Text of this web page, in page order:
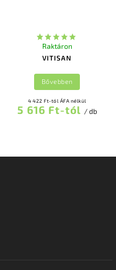
VITISAN
Raktáron
4 422 Ft-tól ÁFA nélkül
5 616 Ft-tól / db
Bővebben